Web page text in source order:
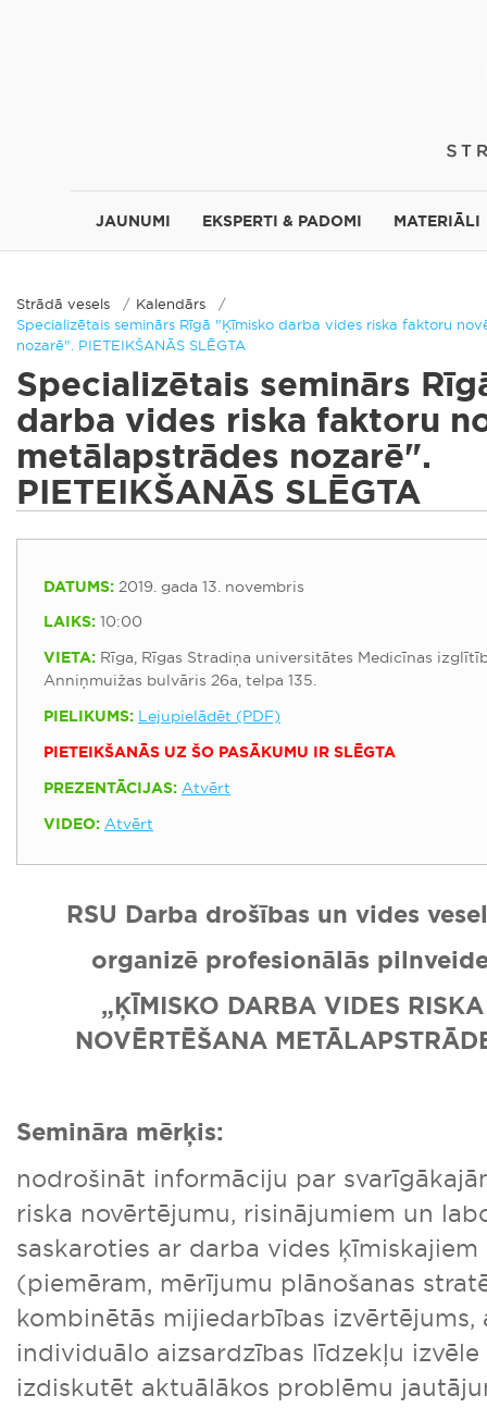
JAUNUMI EKSPERTI & PADOMI MATERIĀLI
Strādā vesels
Kalendārs
Specializētais seminārs Rīgā "Ķīmisko darba vides riska faktoru
nozarē". PIETEIKŠANĀS SLĒGTA
Specializētais seminārs
darba vides riska faktoru
metālapstrādes nozarē".
PIETEIKŠANĀS SLĒGTA
DATUMS: 2019. gada 13. novembris
LAIKS: 10:00
VIETA: Rīga, Rīgas Stradiņa universitātes Medicīnas
Anniņmuižas bulvāris 26a, telpa 135.
PIELIKUMS: Lejupielādēt (PDF)
PIETEIKŠANĀS UZ ŠO PASĀKUMU IR SLĒGTA
PREZENTĀCIJAS: Atvērt
VIDEO: Atvērt
RSU Darba drošības un vides
organizē profesionālās
„ĶĪMISKO DARBA VIDES
NOVĒRTĒŠANA
Semināra mērķis:
nodrošināt informāciju par
riska novērtējumu, risinājumiem un
saskaroties ar darba vides
(piemēram, mērījumu plānošanas
kombinētās mijiedarbības izvērtējums,
individuālo aizsardzības līdzekļu izvēle
izdiskutēt aktuālākos problēmu